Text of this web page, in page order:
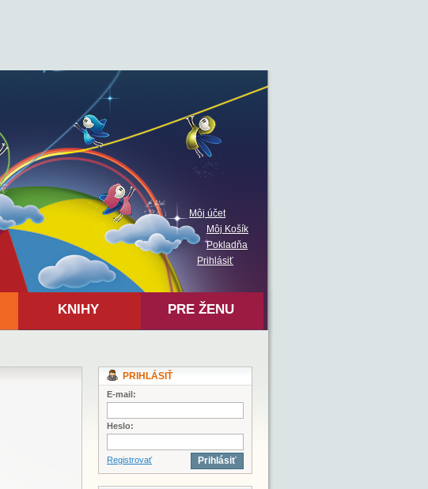
Môj účet
Môj Košík
Pokladňa
Prihlásiť
KNIHY PRE ŽENU
PRIHLÁSIŤ
E-mail:
Heslo:
Registrovať Prihlásiť